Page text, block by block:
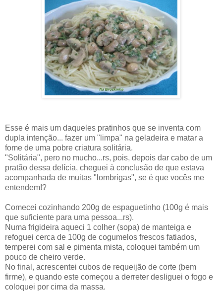
Esse é mais um daqueles pratinhos que se inventa com
dupla intenção... fazer um "limpa" na geladeira e matar a
fome de uma pobre criatura solitária.
"Solitária", pero no mucho...rs, pois, depois dar cabo de um
pratão dessa delícia, cheguei à conclusão de que estava
acompanhada de muitas "lombrigas", se é que vocês me
entendem!?
Comecei cozinhando 200g de espaguetinho (100g é mais
que suficiente para uma pessoa...rs).
Numa frigideira aqueci 1 colher (sopa) de manteiga e
refoguei cerca de 100g de cogumelos frescos fatiados,
temperei com sal e pimenta mista, coloquei também um
pouco de cheiro verde.
No final, acrescentei cubos de requeijão de corte (bem
firme), e quando este começou a derreter desliguei o fogo e
coloquei por cima da massa.